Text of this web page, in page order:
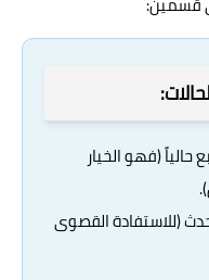
(فهو الخيار
آيفون 15 أو أحدث (للاستفادة القصوى